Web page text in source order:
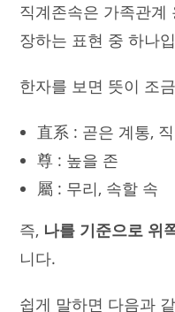
직계존속은 가족관계
장하는 표현 중 하나
한자를 보면 뜻이 조
直系 : 곧은 계통,
尊 : 높을 존
屬 : 무리, 속할 속
즉, 나를 기준으로 위
니다.
쉽게 말하면 다음과